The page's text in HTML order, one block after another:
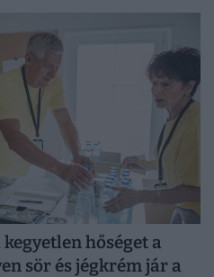
hőséget a
sör és jégkrém jár a